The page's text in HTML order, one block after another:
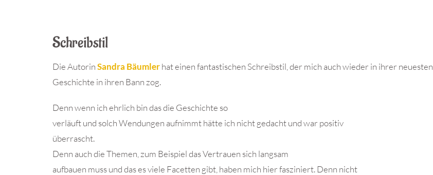
Schreibstil
Die AutorinSandra Bäumlerhat einen fantastischen Schreibstil, der mich auch wieder in ihrer neuesten
Geschichte in ihren Bann zog.
Denn wenn ich ehrlich bin das die Geschichte so
verläuft und solch Wendungen aufnimmt hätte ich nicht gedacht und war positiv
überrascht.
Denn auch die Themen, zum Beispiel das Vertrauen sich langsam
aufbauen muss und das es viele Facetten gibt, haben mich hier fasziniert. Denn nicht